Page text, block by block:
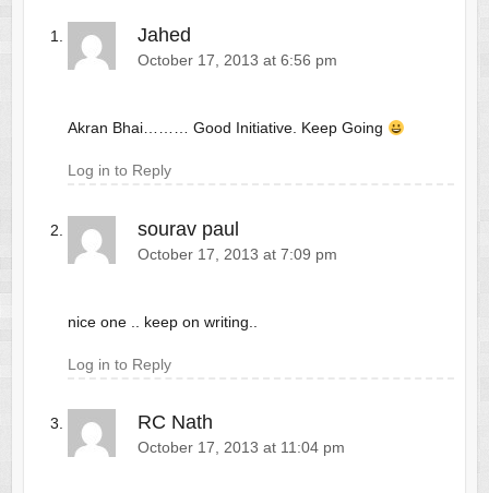
Jahed
October 17, 2013 at 6:56 pm
Akran Bhai……… Good Initiative. Keep Going
Log in to Reply
sourav paul
October 17, 2013 at 7:09 pm
nice one .. keep on writing..
Log in to Reply
RC Nath
October 17, 2013 at 11:04 pm